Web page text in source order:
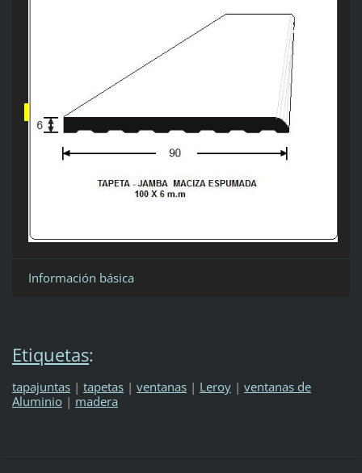
Información básica
Etiquetas:
tapajuntas | tapetas | ventanas | Leroy | ventanas de
Aluminio | madera